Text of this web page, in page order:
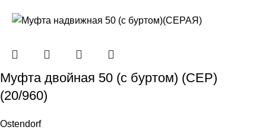
Муфта двойная 50 (с буртом) (СЕР)
(20/960)
Ostendorf